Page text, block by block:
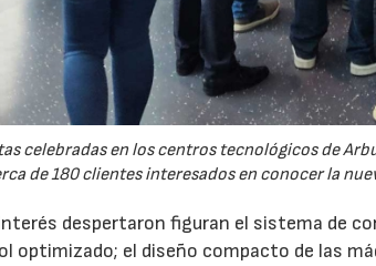
celebradas en los centros tecnológicos de
de 180 clientes interesados en conocer la
despertaron figuran el sistema de
optimizado; el diseño compacto de las